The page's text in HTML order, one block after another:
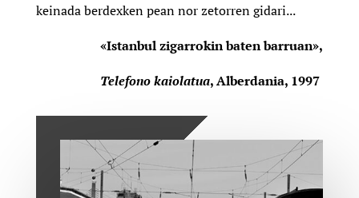
keinada berdexken pean nor zetorren gidari...
«Istanbul zigarrokin baten barruan»,
Telefono kaiolatua, Alberdania, 1997